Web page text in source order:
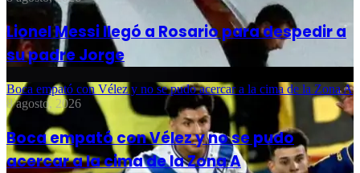
Lionel Messi llegó a Rosario para despedir a
su padre Jorge
Boca empató con Vélez y no se pudo acercar a la cima de la Zona A
8 agosto, 2026
Boca empató con Vélez y no se pudo
acercar a la cima de la Zona A